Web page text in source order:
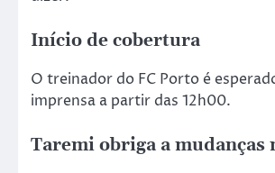
Início de cobertura
O treinador do FC Porto é
imprensa a partir das 12h00.
Taremi obriga a mudanças